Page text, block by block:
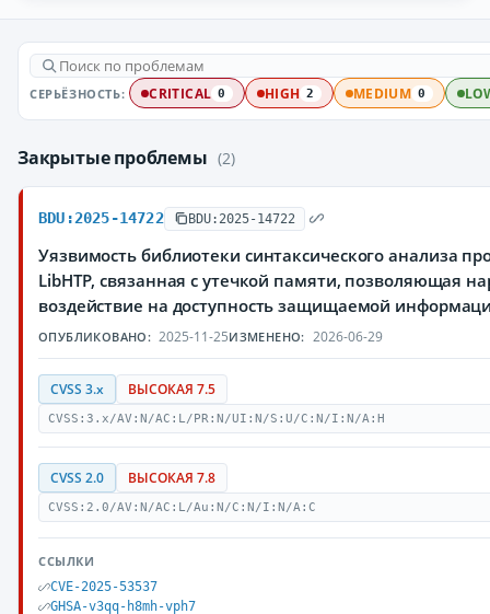
СЕРЬЁЗНОСТЬ: CRITICAL 0 HIGH 2 MEDIUM 0
Закрытые проблемы (2)
BDU:2025-14722 BDU:2025-14722
Уязвимость библиотеки синтаксического анализа
LibHTP, связанная с утечкой памяти, позволяющая
воздействие на доступность защищаемой
ОПУБЛИКОВАНО: 2025-11-25ИЗМЕНЕНО: 2026-06-29
CVSS 3.x ВЫСОКАЯ 7.5
CVSS:3.x/AV:N/AC:L/PR:N/UI:N/S:U/C:N/I:N/A:H
CVSS 2.0 ВЫСОКАЯ 7.8
CVSS:2.0/AV:N/AC:L/Au:N/C:N/I:N/A:C
ССЫЛКИ
CVE-2025-53537
GHSA-v3qq-h8mh-vph7